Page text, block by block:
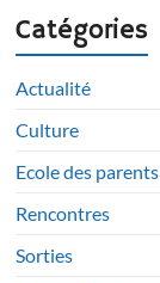
Catégories
Actualité
Culture
Ecole des parents
Rencontres
Sorties